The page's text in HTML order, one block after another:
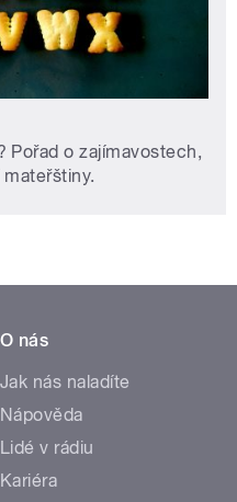
Pořad o zajímavostech,
O nás
Jak nás naladíte
Nápověda
Lidé v rádiu
Kariéra